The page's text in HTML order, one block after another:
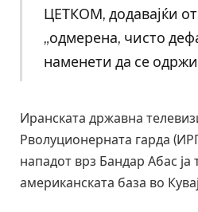
ЦЕТКОМ, додавајќи
„одмерена, чисто
наменети да се
Иранската државна
Рволуционерната гарда
нападот врз Бандар Абас ја
американската база во